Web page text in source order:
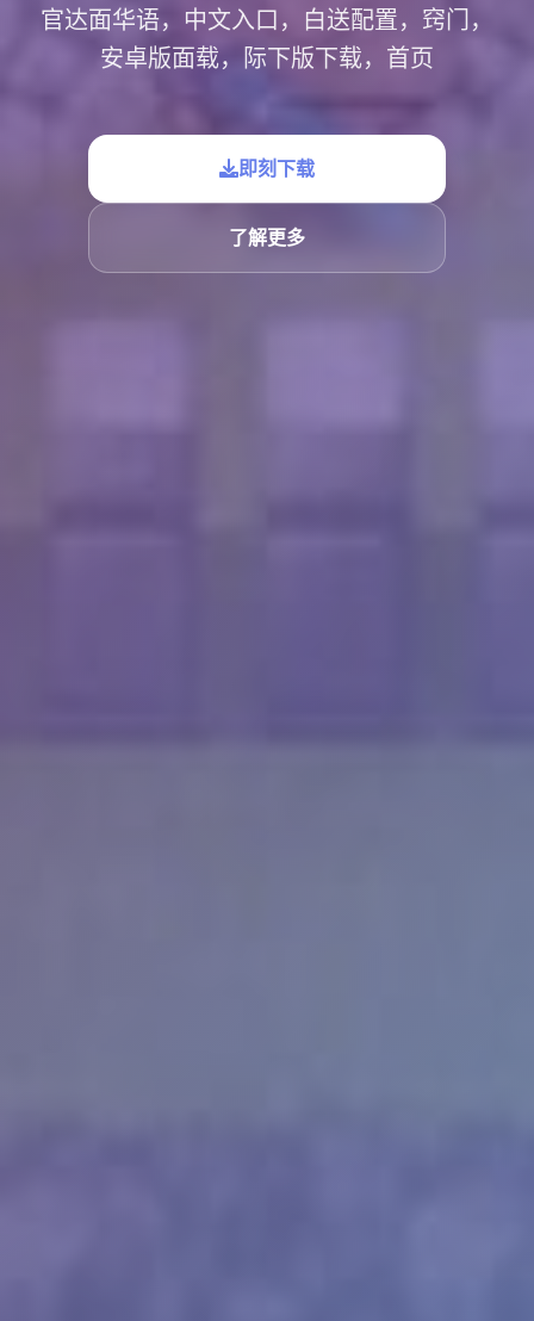
官达面华语，中文入口，白送配置，窍门，
安卓版面载，际下版下载，首页
即刻下载
了解更多